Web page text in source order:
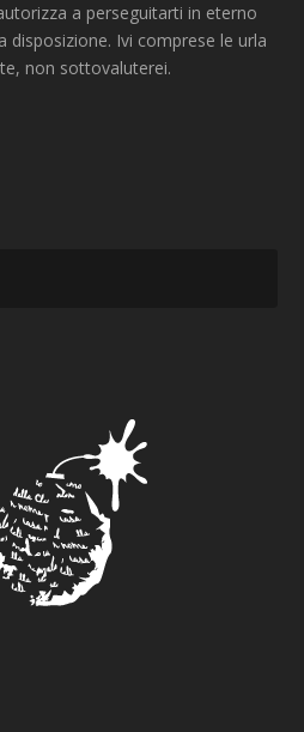
a perseguitarti in eterno
Ivi comprese le urla
non sottovaluterei.